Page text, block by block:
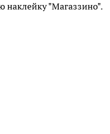
наклейку "Магаззино".